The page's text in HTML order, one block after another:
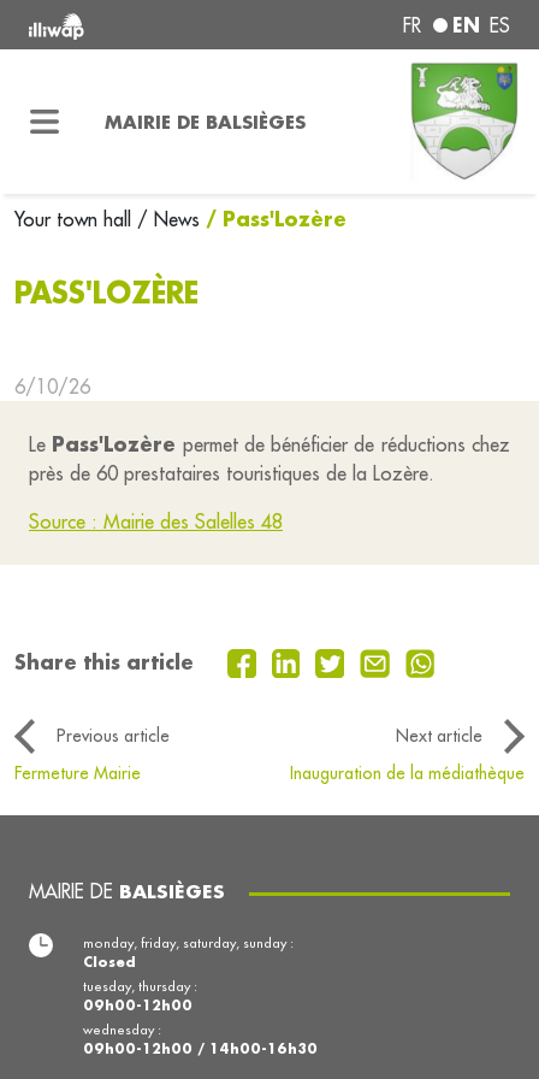
FR EN ES
MAIRIE DE BALSIÈGES
Your town hall / News / Pass'Lozère
PASS'LOZÈRE
6/10/26
Le Pass'Lozère permet de bénéficier de réductions chez
près de 60 prestataires touristiques de la Lozère.
Source : Mairie des Salelles 48
Share this article
Previous article
Next article
Fermeture Mairie
Inauguration de la médiathèque
MAIRIE DE BALSIÈGES
monday, friday, saturday, sunday :
Closed
tuesday, thursday :
09h00-12h00
wednesday :
09h00-12h00 / 14h00-16h30